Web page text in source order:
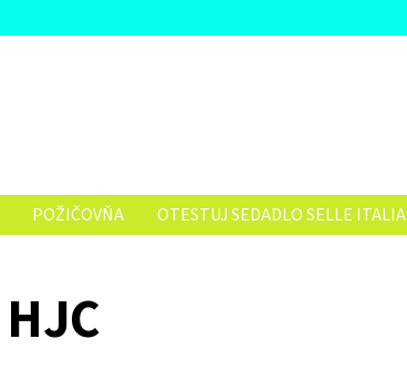
POŽIČOVŇA OTESTUJ SEDADLO SELLE ITALIA
HJC